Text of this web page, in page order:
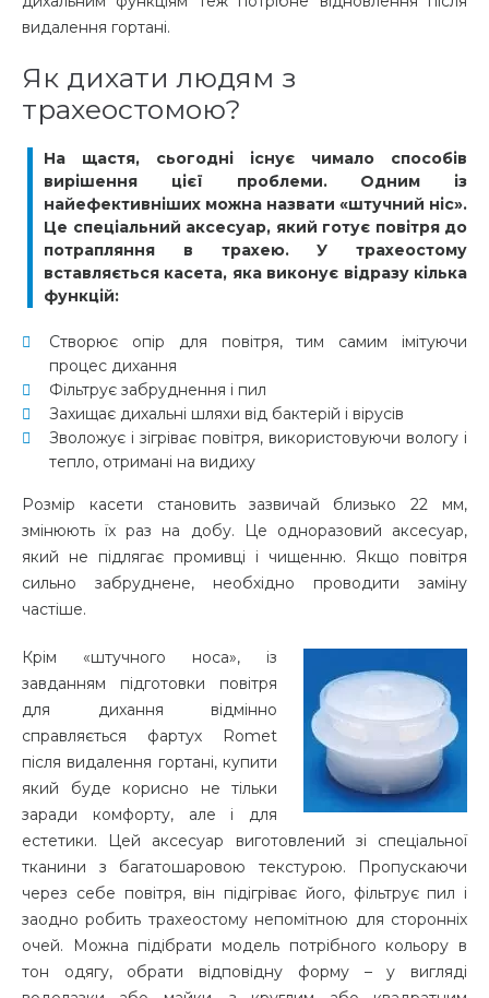
видалення гортані.
Як дихати людям з
трахеостомою?
На щастя, сьогодні існує чимало способів
вирішення цієї проблеми. Одним із
найефективніших можна назвати «штучний ніс».
Це спеціальний аксесуар, який готує повітря до
потрапляння в трахею. У трахеостому
вставляється касета, яка виконує відразу кілька
функцій:
Створює опір для повітря, тим самим імітуючи
процес дихання
Фільтрує забруднення і пил
Захищає дихальні шляхи від бактерій і вірусів
Зволожує і зігріває повітря, використовуючи вологу і
тепло, отримані на видиху
Розмір касети становить зазвичай близько 22 мм,
змінюють їх раз на добу. Це одноразовий аксесуар,
який не підлягає промивці і чищенню. Якщо повітря
сильно забруднене, необхідно проводити заміну
частіше.
Крім «штучного носа», із
завданням підготовки повітря
для дихання відмінно
справляється фартух Romet
після видалення гортані, купити
який буде корисно не тільки
заради комфорту, але і для
естетики. Цей аксесуар виготовлений зі спеціальної
тканини з багатошаровою текстурою. Пропускаючи
через себе повітря, він підігріває його, фільтрує пил і
заодно робить трахеостому непомітною для сторонніх
очей. Можна підібрати модель потрібного кольору в
тон одягу, обрати відповідну форму – у вигляді